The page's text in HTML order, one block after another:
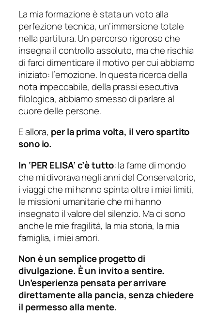
La mia formazione è stata un voto alla
perfezione tecnica, un’immersione totale
nella partitura. Un percorso rigoroso che
insegna il controllo assoluto, ma che rischia
di farci dimenticare il motivo per cui abbiamo
iniziato: l’emozione. In questa ricerca della
nota impeccabile, della prassi esecutiva
filologica, abbiamo smesso di parlare al
cuore delle persone.
E allora, per la prima volta, il vero spartito
sono io.
In ‘PER ELISA’ c’è tutto: la fame di mondo
che mi divorava negli anni del Conservatorio,
i viaggi che mi hanno spinta oltre i miei limiti,
le missioni umanitarie che mi hanno
insegnato il valore del silenzio. Ma ci sono
anche le mie fragilità, la mia storia, la mia
famiglia, i miei amori.
Non è un semplice progetto di
divulgazione. È un invito a sentire.
Un’esperienza pensata per arrivare
direttamente alla pancia, senza chiedere
il permesso alla mente.